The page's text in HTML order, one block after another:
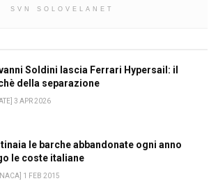
SVN SOLOVELANET
Soldini lascia Ferrari Hypersail: il
della separazione
3 APR 2026
le barche abbandonate ogni anno
le coste italiane
1 FEB 2015